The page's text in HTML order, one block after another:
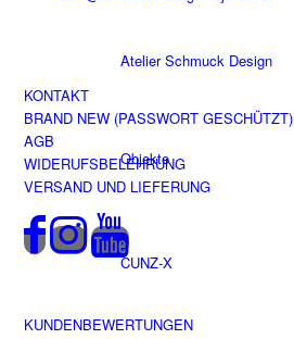
Atelier Schmuck Design
Objekte
CUNZ-X
KONTAKT
BRAND NEW (PASSWORT GESCHÜTZT)
AGB
WIDERUFSBELEHRUNG
VERSAND UND LIEFERUNG
KUNDENBEWERTUNGEN